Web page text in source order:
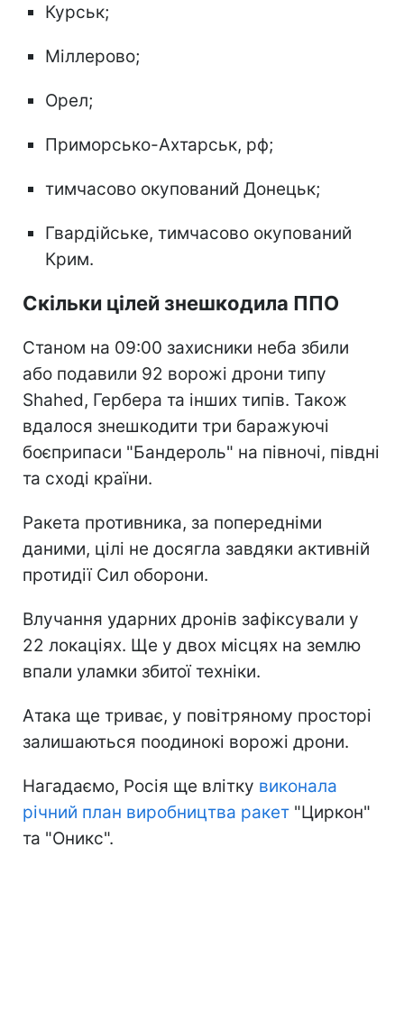
Курськ;
Міллерово;
Орел;
Приморсько-Ахтарськ, рф;
тимчасово окупований Донецьк;
Гвардійське, тимчасово окупований
Крим.
Скільки цілей знешкодила ППО
Станом на 09:00 захисники неба збили
або подавили 92 ворожі дрони типу
Shahed, Гербера та інших типів. Також
вдалося знешкодити три баражуючі
боєприпаси "Бандероль" на півночі, півдні
та сході країни.
Ракета противника, за попередніми
даними, цілі не досягла завдяки активній
протидії Сил оборони.
Влучання ударних дронів зафіксували у
22 локаціях. Ще у двох місцях на землю
впали уламки збитої техніки.
Атака ще триває, у повітряному просторі
залишаються поодинокі ворожі дрони.
Нагадаємо, Росія ще влітку виконала
річний план виробництва ракет "Циркон"
та "Оникс".